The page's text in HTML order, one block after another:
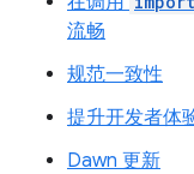
流畅
规范一致性
提升开发者体
Dawn 更新